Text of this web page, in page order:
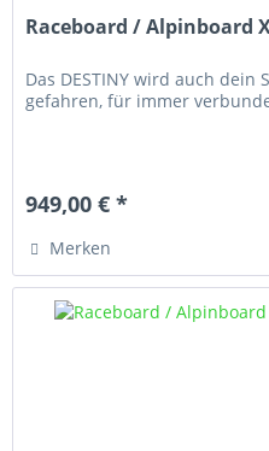
Raceboard / Alpinboard
Das DESTINY wird auch dein
gefahren, für immer
949,00 € *
Merken